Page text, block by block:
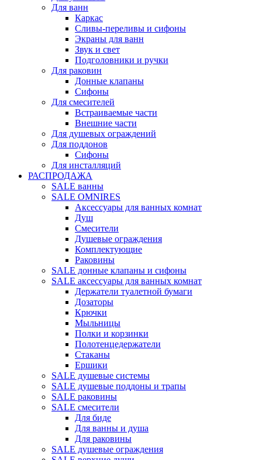
Для ванн
Каркас
Сливы-переливы и сифоны
Экраны для ванн
Звук и свет
Подголовники и ручки
Для раковин
Донные клапаны
Сифоны
Для смесителей
Встраиваемые части
Внешние части
Для душевых ограждений
Для поддонов
Сифоны
Для инсталляций
РАСПРОДАЖА
SALE ванны
SALE OMNIRES
Аксессуары для ванных комнат
Душ
Смесители
Душевые ограждения
Комплектующие
Раковины
SALE донные клапаны и сифоны
SALE аксессуары для ванных комнат
Держатели туалетной бумаги
Дозаторы
Крючки
Мыльницы
Полки и корзинки
Полотенцедержатели
Стаканы
Ершики
SALE душевые системы
SALE душевые поддоны и трапы
SALE раковины
SALE смесители
Для биде
Для ванны и душа
Для раковины
SALE душевые ограждения